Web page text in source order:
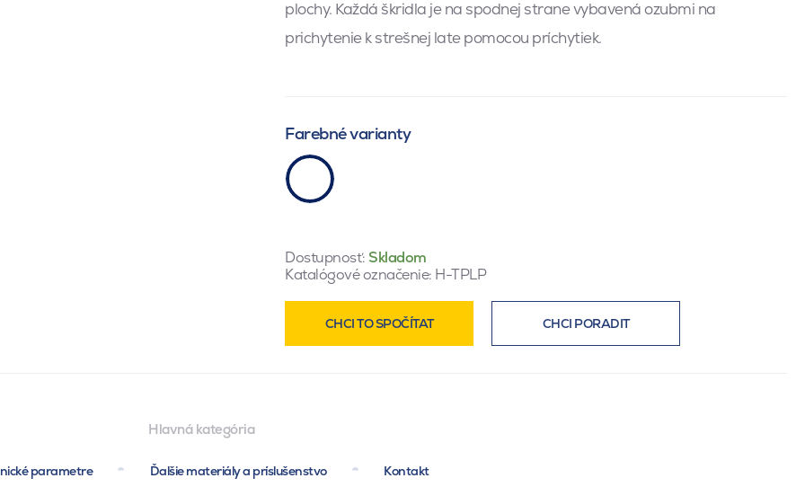
plochy. Každá škridla je na spodnej strane vybavená ozubmi na
prichytenie k strešnej late pomocou príchytiek.
Farebné varianty
Dostupnosť: Skladom
Katalógové označenie: H-TPLP
CHCI TO SPOČÍTAT CHCI PORADIT
Hlavná kategória
parametre Ďalšie materiály a príslušenstvo Kontakt